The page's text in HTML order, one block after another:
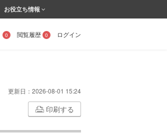
0 閲覧履歴 0 ログイン
お役立ち情報
更新日： 2026-08-01 15:24
印刷する